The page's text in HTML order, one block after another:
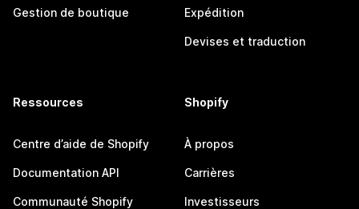
Gestion de boutique Expédition
Devises et traduction
Ressources
Centre d’aide de Shopify
Documentation API
Communauté Shopify
Shopify
À propos
Carrières
Investisseurs